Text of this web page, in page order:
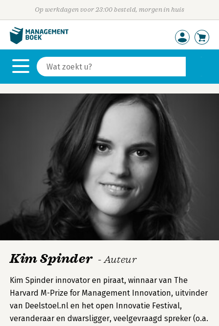
Op werkdagen voor 23:00 besteld, morgen in huis
Kim Spinder - Auteur
Kim Spinder innovator en piraat, winnaar van The
Harvard M-Prize for Management Innovation, uitvinder
van Deelstoel.nl en het open Innovatie Festival,
veranderaar en dwarsligger, veelgevraagd spreker (o.a.